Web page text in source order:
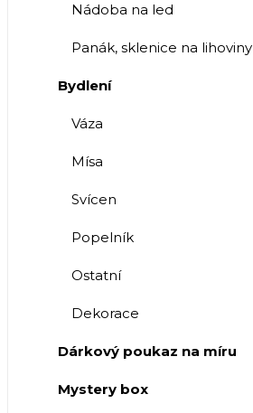
Nádoba na led
Panák, sklenice na lihoviny
Bydlení
Váza
Mísa
Svícen
Popelník
Ostatní
Dekorace
Dárkový poukaz na míru
Mystery box